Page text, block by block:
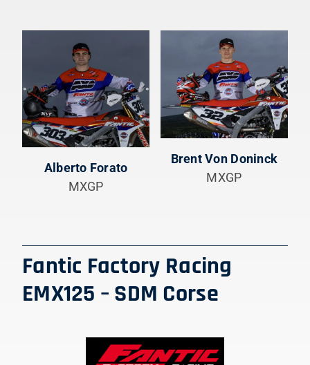
Alberto Forato
MXGP
Brent Von Doninck
MXGP
Fantic Factory Racing
EMX125 – SDM Corse